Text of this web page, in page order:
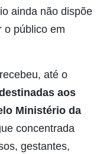
ainda não dispõe
o público em
até o
aos
Ministério da
concentrada
gestantes,